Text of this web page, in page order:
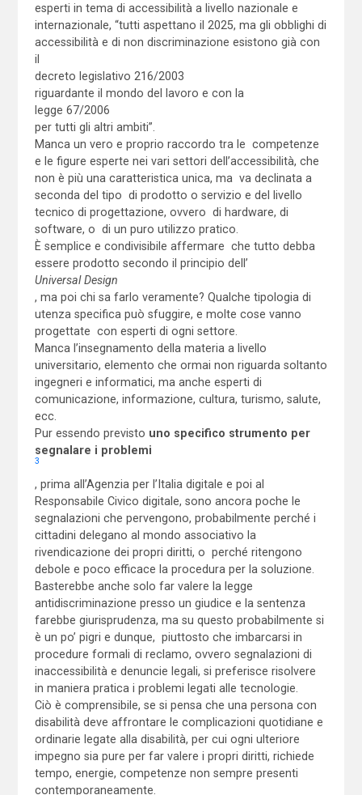
esperti in tema di accessibilità a livello nazionale e
internazionale, “tutti aspettano il 2025, ma gli obblighi di
accessibilità e di non discriminazione esistono già con
il
decreto legislativo 216/2003
riguardante il mondo del lavoro e con la
legge 67/2006
per tutti gli altri ambiti”.
Manca un vero e proprio raccordo tra le competenze
e le figure esperte nei vari settori dell’accessibilità, che
non è più una caratteristica unica, ma va declinata a
seconda del tipo di prodotto o servizio e del livello
tecnico di progettazione, ovvero di hardware, di
software, o di un puro utilizzo pratico.
È semplice e condivisibile affermare che tutto debba
essere prodotto secondo il principio dell’
Universal Design
, ma poi chi sa farlo veramente? Qualche tipologia di
utenza specifica può sfuggire, e molte cose vanno
progettate con esperti di ogni settore.
Manca l’insegnamento della materia a livello
universitario, elemento che ormai non riguarda soltanto
ingegneri e informatici, ma anche esperti di
comunicazione, informazione, cultura, turismo, salute,
ecc.
Pur essendo previsto uno specifico strumento per
segnalare i problemi
3
, prima all’Agenzia per l’Italia digitale e poi al
Responsabile Civico digitale, sono ancora poche le
segnalazioni che pervengono, probabilmente perché i
cittadini delegano al mondo associativo la
rivendicazione dei propri diritti, o perché ritengono
debole e poco efficace la procedura per la soluzione.
Basterebbe anche solo far valere la legge
antidiscriminazione presso un giudice e la sentenza
farebbe giurisprudenza, ma su questo probabilmente si
è un po’ pigri e dunque, piuttosto che imbarcarsi in
procedure formali di reclamo, ovvero segnalazioni di
inaccessibilità e denuncie legali, si preferisce risolvere
in maniera pratica i problemi legati alle tecnologie.
Ciò è comprensibile, se si pensa che una persona con
disabilità deve affrontare le complicazioni quotidiane e
ordinarie legate alla disabilità, per cui ogni ulteriore
impegno sia pure per far valere i propri diritti, richiede
tempo, energie, competenze non sempre presenti
contemporaneamente.